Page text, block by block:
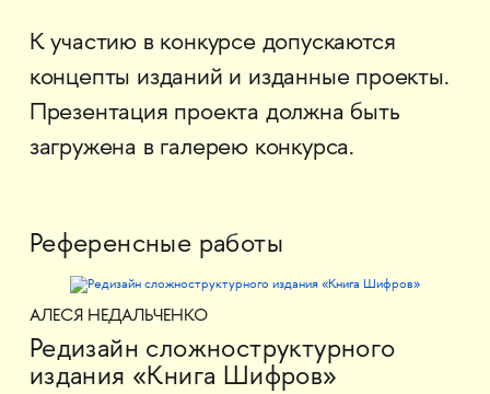
К участию в конкурсе допускаются
концепты изданий и изданные проекты.
Презентация проекта должна быть
загружена в галерею конкурса.
Референсные работы
АЛЕСЯ НЕДАЛЬЧЕНКО
Редизайн сложноструктурного
издания «Книга Шифров»